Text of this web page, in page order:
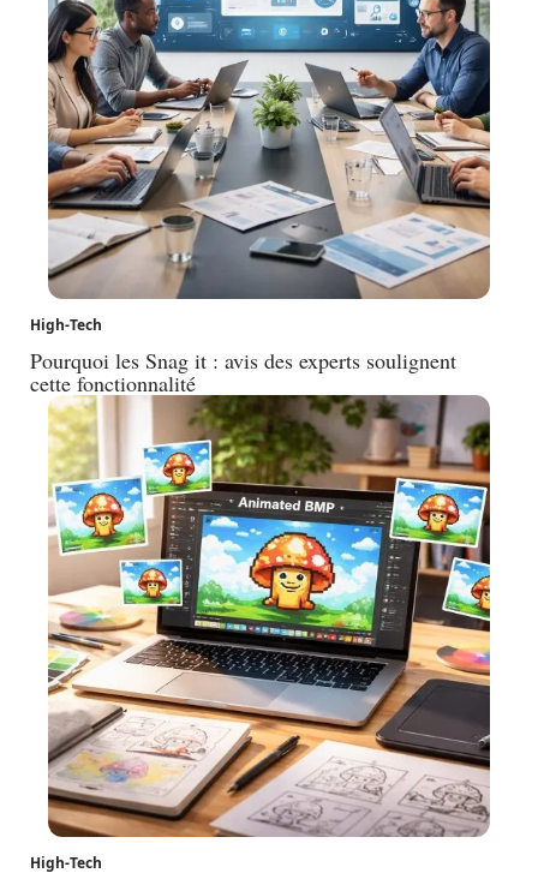
High-Tech
Pourquoi les Snag it : avis des experts soulignent
cette fonctionnalité
High-Tech